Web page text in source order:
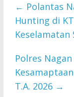
← Polantas
Hunting di
Keselamatan
Polres
T.A. 2026 →